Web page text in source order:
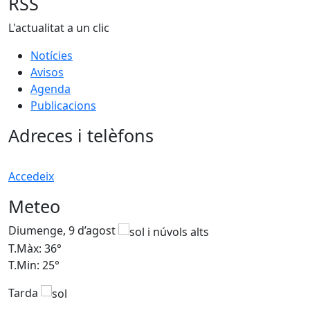
L'actualitat a un clic
Notícies
Avisos
Agenda
Publicacions
Adreces i telèfons
Accedeix
Meteo
Diumenge, 9 d’agost
T.Màx: 36°
T.Min: 25°
Tarda